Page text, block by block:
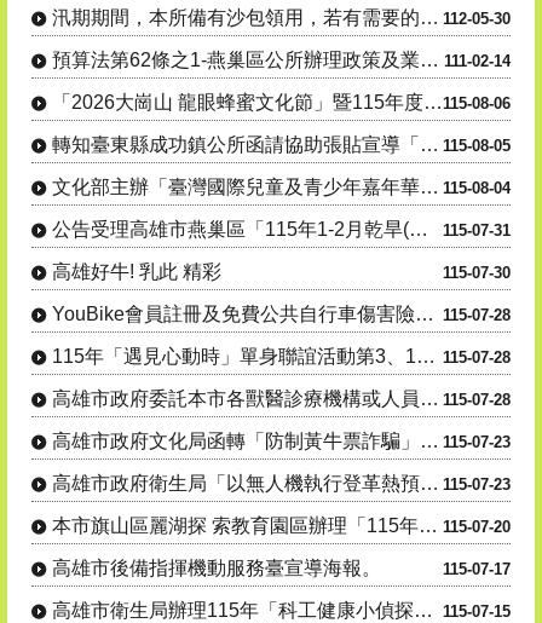
24小時毒防諮詢專線 : 0800-770-885(請請你、幫幫我)
112-05-30
汛期期間，本所備有沙包領用，若有需要的民眾請善加利用。
111-02-14
預算法第62條之1-燕巢區公所辦理政策及業務宣導之執行情形表
115-08-06
「2026大崗山 龍眼蜂蜜文化節」暨115年度產銷履歷豬肉暨米食推廣- 『豬香米寶 蜜香田寮』豬肉米....
115-08-05
轉知臺東縣成功鎮公所函請協助張貼宣導「115年度成功鎮阿美族文化節暨傳統舞蹈競賽及族語推廣系列活動」....
115-08-04
文化部主辦「臺灣國際兒童及青少年嘉年華」活動
115-07-31
公告受理高雄市燕巢區「115年1-2月乾旱(遲發性)」蜂群(蜜源缺乏)農業天然災害現金救助及受災證明....
115-07-30
高雄好牛! 乳此 精彩
115-07-28
YouBike會員註冊及免費公共自行車傷害險投保宣導
115-07-28
115年「遇見心動時」單身聯誼活動第3、10-14梯次，8月7日至16日受理網路報名，歡迎踴躍參與
115-07-28
高雄市政府委託本市各獸醫診療機構或人員辦理「動物狂犬 病預防注射及核發證明文件」公告1份
115-07-23
高雄市政府文化局函轉「防制黃牛票詐騙」聯合宣導活動。
115-07-23
高雄市政府衛生局「以無人機執行登革熱預警風險巡查高處病媒蚊孳生源」公告。
115-07-20
本市旗山區麗湖探 索教育園區辦理「115年度犬貓絕育(結紮)三合一活 動」
115-07-17
高雄市後備指揮機動服務臺宣導海報。
115-07-15
高雄市衛生局辦理115年「科工健康小偵探出發!搜尋代謝健康線索」活動資訊宣導。